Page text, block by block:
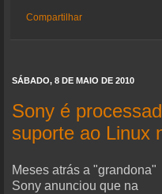
Compartilhar
SÁBADO, 8 DE MAIO DE 2010
Sony é
suporte ao Linux
Meses atrás a "grandona"
Sony anunciou que na